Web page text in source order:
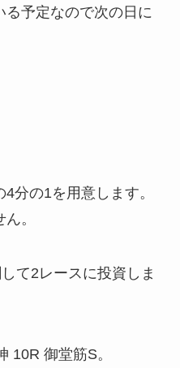
る予定なので次の日に
分の1を用意します。
。
て2レースに投資しま
10R 御堂筋S。